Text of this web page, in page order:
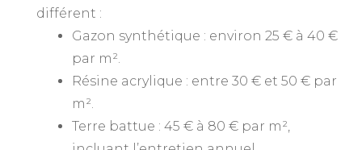
différent :
Gazon synthétique : environ 25 € à 40 €
par m².
Résine acrylique : entre 30 € et 50 € par
m².
Terre battue : 45 € à 80 € par m²,